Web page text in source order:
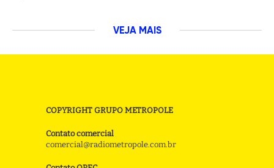
VEJA MAIS
COPYRIGHT GRUPO METROPOLE
Contato comercial
comercial@radiometropole.com.br